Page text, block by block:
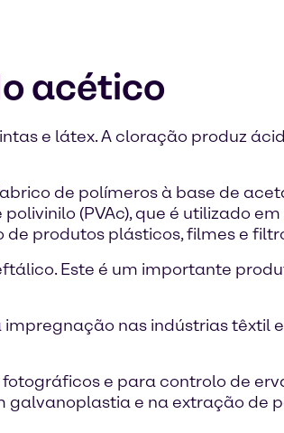
acético
e látex. A cloração produz
de polímeros à base de
(PVAc), que é utilizado em
produtos plásticos, filmes e
Este é um importante
nas indústrias têxtil
e para controlo de
e na extração de